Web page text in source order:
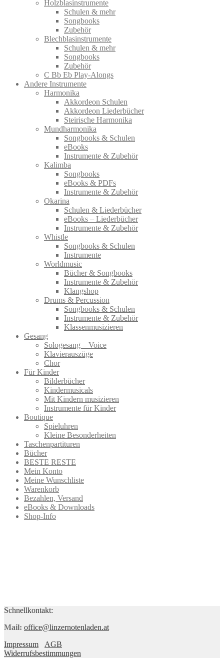
Holzblasinstrumente
Schulen & mehr
Songbooks
Zubehör
Blechblasinstrumente
Schulen & mehr
Songbooks
Zubehör
C Bb Eb Play-Alongs
Andere Instrumente
Harmonika
Akkordeon Schulen
Akkordeon Liederbücher
Steirische Harmonika
Mundharmonika
Songbooks & Schulen
eBooks
Instrumente & Zubehör
Kalimba
Songbooks
eBooks & PDFs
Instrumente & Zubehör
Okarina
Schulen & Liederbücher
eBooks – Liederbücher
Instrumente & Zubehör
Whistle
Songbooks & Schulen
Instrumente
Worldmusic
Bücher & Songbooks
Instrumente & Zubehör
Klangshop
Drums & Percussion
Songbooks & Schulen
Instrumente & Zubehör
Klassenmusizieren
Gesang
Sologesang – Voice
Klavierauszüge
Chor
Für Kinder
Bilderbücher
Kindermusicals
Mit Kindern musizieren
Instrumente für Kinder
Boutique
Spieluhren
Kleine Besonderheiten
Taschenpartituren
Bücher
BESTE RESTE
Mein Konto
Meine Wunschliste
Warenkorb
Bezahlen, Versand
eBooks & Downloads
Shop-Info
Schnellkontakt:
Mail: office@linzernotenladen.at
Impressum
AGB
Widerrufsbestimmungen